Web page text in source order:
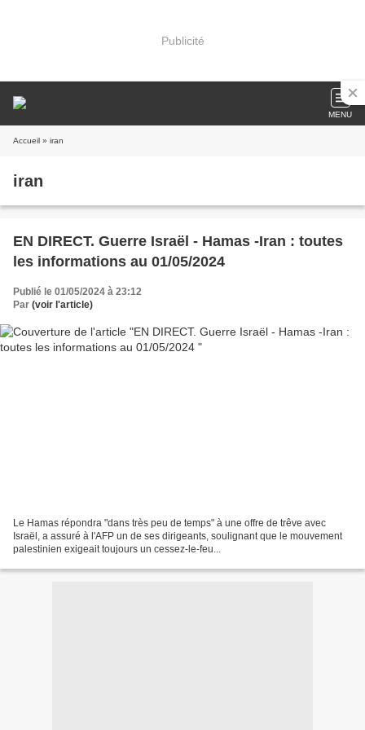
Publicité
MENU
Accueil » iran
iran
EN DIRECT. Guerre Israël - Hamas -Iran : toutes
les informations au 01/05/2024
Publié le 01/05/2024 à 23:12
Par (voir l'article)
Le Hamas répondra "dans très peu de temps" à une offre de trêve avec
Israël, a assuré à l'AFP un de ses dirigeants, soulignant que le mouvement
palestinien exigeait toujours un cessez-le-feu...